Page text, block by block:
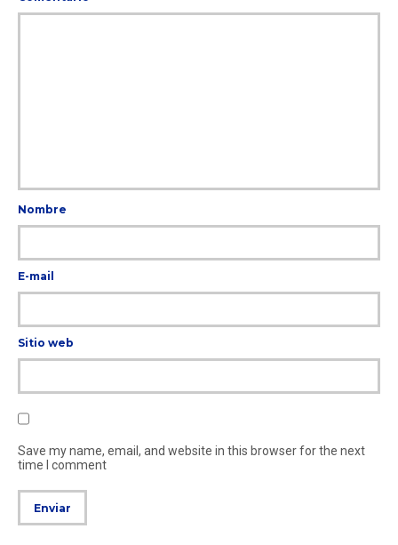
Nombre
E-mail
Sitio web
Save my name, email, and website in this browser for the next
time I comment